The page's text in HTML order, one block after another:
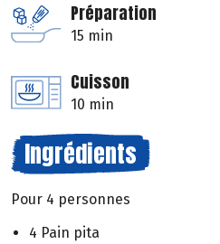
Préparation
15 min
Cuisson
10 min
Ingrédients
Pour 4 personnes
4 Pain pita